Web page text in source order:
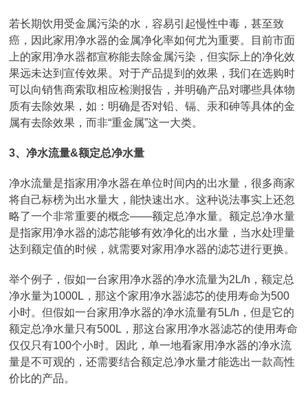
若长期饮用受金属污染的水，容易引起慢性中毒，甚至致
癌，因此家用净水器的金属净化率如何尤为重要。目前市面
上的家用净水器都宣称能去除金属污染，但实际上的净化效
果远未达到宣传效果。对于产品提到的效果，我们在选购时
可以向销售商索取相应检测报告，并明确产品对哪些具体物
质有去除效果，如：明确是否对铅、镉、汞和砷等具体的金
属有去除效果，而非“重金属”这一大类。
3、净水流量&额定总净水量
净水流量是指家用净水器在单位时间内的出水量，很多商家
将自己标榜为出水量大，能快速出水。这种说法事实上还忽
略了一个非常重要的概念——额定总净水量。额定总净水量
是指家用净水器的滤芯能够有效净化的出水量，当水处理量
达到额定值的时候，就需要对家用净水器的滤芯进行更换。
举个例子，假如一台家用净水器的净水流量为2L/h，额定总
净水量为1000L，那这个家用净水器滤芯的使用寿命为500
小时。但假如一台家用净水器的净水流量有5L/h，但是它的
额定总净水量只有500L，那这台家用净水器滤芯的使用寿命
仅仅只有100个小时。因此，单一地看家用净水器的净水流
量是不可观的，还需要结合额定总净水量才能选出一款高性
价比的产品。